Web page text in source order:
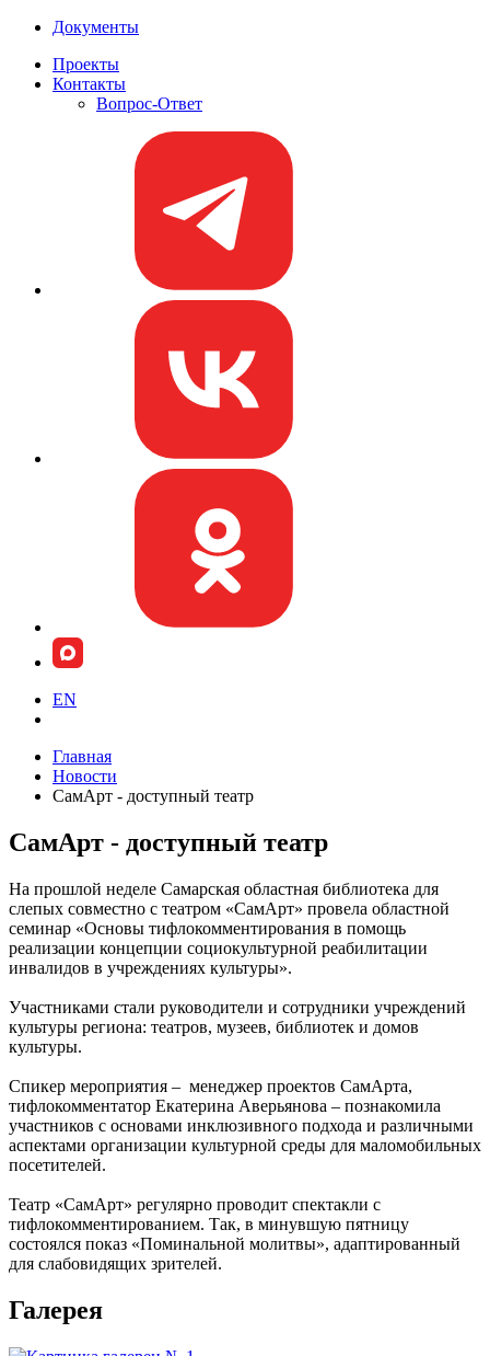
Документы
Проекты
Контакты
Вопрос-Ответ
EN
Главная
Новости
СамАрт - доступный театр
СамАрт - доступный театр
На прошлой неделе Самарская областная библиотека для
слепых совместно с театром «СамАрт» провела областной
семинар «Основы тифлокомментирования в помощь
реализации концепции социокультурной реабилитации
инвалидов в учреждениях культуры».
Участниками стали руководители и сотрудники учреждений
культуры региона: театров, музеев, библиотек и домов
культуры.
Спикер мероприятия – менеджер проектов СамАрта,
тифлокомментатор Екатерина Аверьянова – познакомила
участников с основами инклюзивного подхода и различными
аспектами организации культурной среды для маломобильных
посетителей.
Театр «СамАрт» регулярно проводит спектакли с
тифлокомментированием. Так, в минувшую пятницу
состоялся показ «Поминальной молитвы», адаптированный
для слабовидящих зрителей.
Галерея